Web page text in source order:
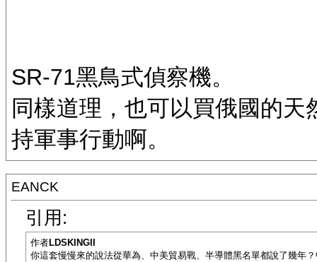
SR-71黑鳥式偵察機。
同樣道理，也可以買俄國的
持軍事行動啊。
EANCK
引用:
作者LDSKINGII
你這套慢慢來的說法從華為、中美貿易戰、半導體黑名單都說了幾年